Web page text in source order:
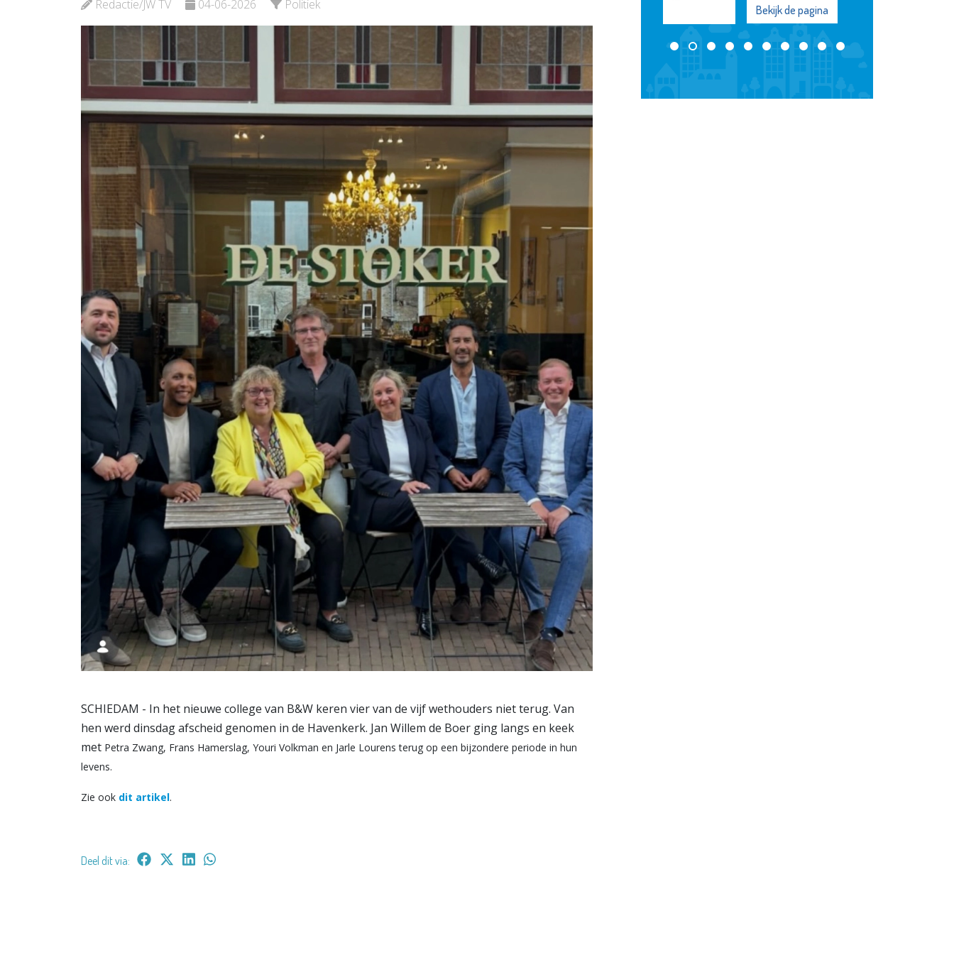
Redactie/JW TV 04-06-2026 Politiek
SCHIEDAM - In het nieuwe college van B&W keren vier van de vijf wethouders niet terug. Van
hen werd dinsdag afscheid genomen in de Havenkerk. Jan Willem de Boer ging langs en keek
met Petra Zwang, Frans Hamerslag, Youri Volkman en Jarle Lourens terug op een bijzondere periode in hun
levens.
Zie ook dit artikel.
Deel dit via:
Bekijk de pagina